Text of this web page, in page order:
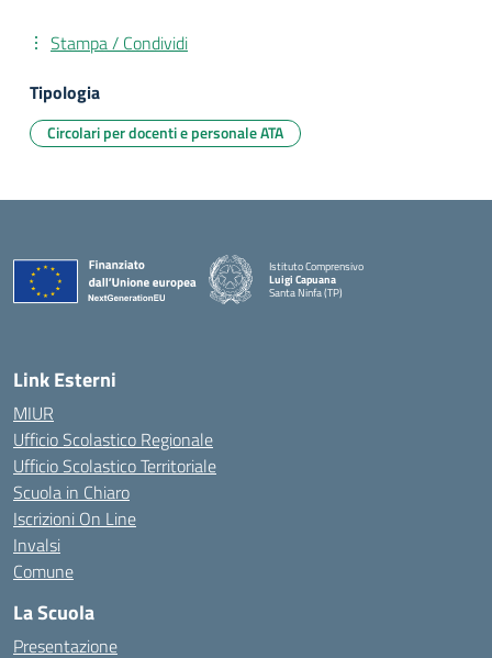
Stampa / Condividi
Tipologia
Circolari per docenti e personale ATA
Istituto Comprensivo
Luigi Capuana
Santa Ninfa (TP)
Link Esterni
MIUR
Ufficio Scolastico Regionale
Ufficio Scolastico Territoriale
Scuola in Chiaro
Iscrizioni On Line
Invalsi
Comune
La Scuola
Presentazione